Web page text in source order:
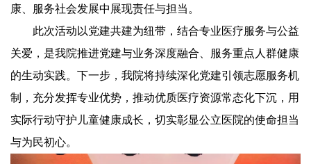
康、服务社会发展中展现责任与担当。
此次活动以党建共建为纽带，结合专业医疗服务与公益
关爱，是我院推进党建与业务深度融合、服务重点人群健康
的生动实践。下一步，我院将持续深化党建引领志愿服务机
制，充分发挥专业优势，推动优质医疗资源常态化下沉，用
实际行动守护儿童健康成长，切实彰显公立医院的使命担当
与为民初心。